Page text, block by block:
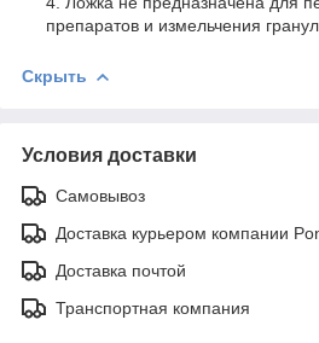
препаратов и измельчения гранул.
Скрыть
Условия доставки
Самовывоз
Доставка курьером компании
Доставка почтой
Транспортная компания